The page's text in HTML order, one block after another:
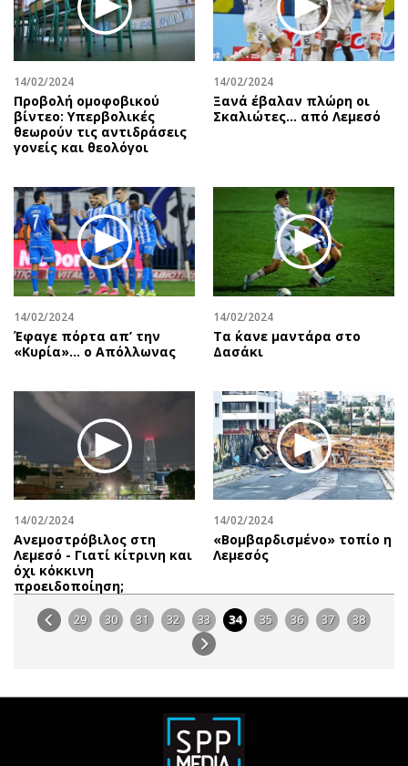
14/02/2024
Προβολή ομοφοβικού
βίντεο: Υπερβολικές
θεωρούν τις αντιδράσεις
γονείς και θεολόγοι
14/02/2024
Ξανά έβαλαν πλώρη οι
Σκαλιώτες… από Λεμεσό
14/02/2024
Έφαγε πόρτα απ’ την
«Κυρία»… ο Απόλλωνας
14/02/2024
Τα ΄κανε μαντάρα στο
Δασάκι
14/02/2024
Ανεμοστρόβιλος στη
Λεμεσό - Γιατί κίτρινη και
όχι κόκκινη
προειδοποίηση;
14/02/2024
«Βομβαρδισμένο» τοπίο η
Λεμεσός
29 30 31 32 33 34 35 36 37 38